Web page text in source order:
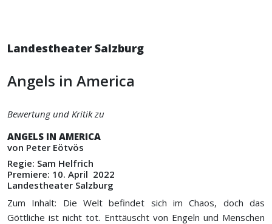
Landestheater Salzburg
Angels in America
Bewertung und Kritik zu
ANGELS IN AMERICA
von Peter Eötvös
Regie: Sam Helfrich
Premiere: 10. April 2022
Landestheater Salzburg
Zum Inhalt: Die Welt befindet sich im Chaos, doch das
Göttliche ist nicht tot. Enttäuscht von Engeln und Menschen